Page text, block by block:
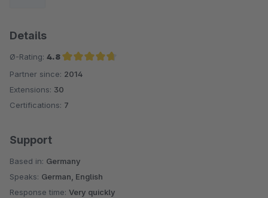
Details
Ø-Rating: 4.8
Average rating of 4.8 out of 5 stars
Partner since: 2014
Extensions: 30
Certifications: 7
Support
Based in: Germany
Speaks: German, English
Response time: Very quickly